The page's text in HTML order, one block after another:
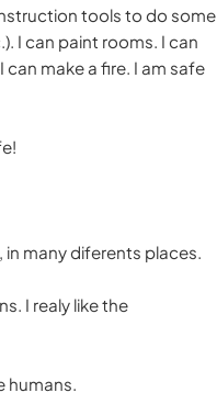
tools to do some
I can paint rooms. I can
can make a fire. I am safe
many diferents places.
I realy like the